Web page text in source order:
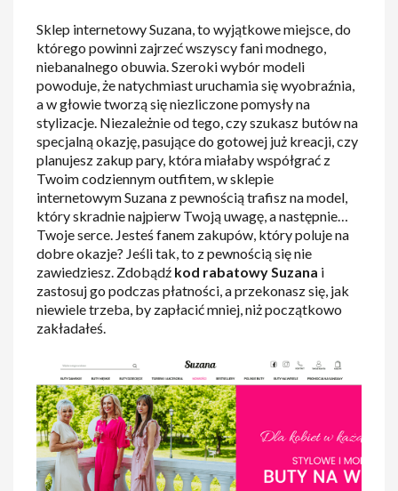
Sklep internetowy Suzana, to wyjątkowe miejsce, do
którego powinni zajrzeć wszyscy fani modnego,
niebanalnego obuwia. Szeroki wybór modeli
powoduje, że natychmiast uruchamia się wyobraźnia,
a w głowie tworzą się niezliczone pomysły na
stylizacje. Niezależnie od tego, czy szukasz butów na
specjalną okazję, pasujące do gotowej już kreacji, czy
planujesz zakup pary, która miałaby współgrać z
Twoim codziennym outfitem, w sklepie
internetowym Suzana z pewnością trafisz na model,
który skradnie najpierw Twoją uwagę, a następnie…
Twoje serce. Jesteś fanem zakupów, który poluje na
dobre okazje? Jeśli tak, to z pewnością się nie
zawiedziesz. Zdobądź kod rabatowy Suzana i
zastosuj go podczas płatności, a przekonasz się, jak
niewiele trzeba, by zapłacić mniej, niż początkowo
zakładałeś.